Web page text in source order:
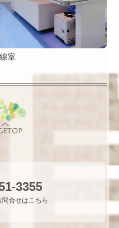
室
3355
合せはこちら